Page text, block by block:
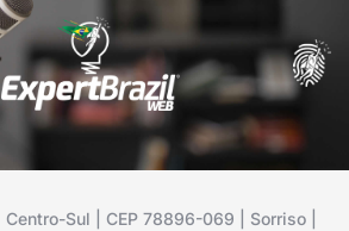
Centro-Sul | CEP 78896-069 | Sorriso |